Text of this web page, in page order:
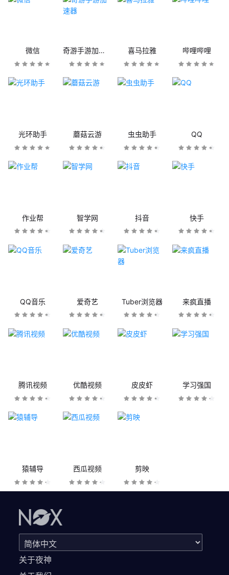
微信 奇游手游加速器 喜马拉雅 哔哩哔哩
光环助手 蘑菇云游 虫虫助手 QQ
作业帮 智学网 抖音 快手
QQ音乐 爱奇艺 Tuber浏览器 来疯直播
腾讯视频 优酷视频 皮皮虾 学习强国
猿辅导 西瓜视频 剪映
关于夜神